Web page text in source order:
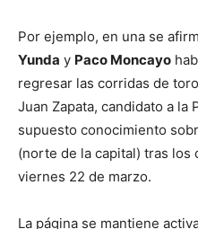
Por ejemplo, en una se
Yunda y Paco Moncayo
regresar las corridas de
Juan Zapata, candidato a la
supuesto conocimiento
(norte de la capital) tras los
viernes 22 de marzo.
La página se mantiene